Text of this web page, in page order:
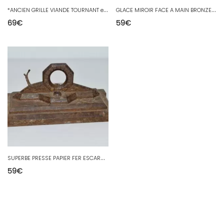
*
ANCIEN GRILLE VIANDE TOURNANT en FER FORGE XIXe jus de grange à nettoyer D
69€
G
LACE MIROIR FACE A MAIN BRONZE Style LOUIS XV OBJET DE COLLECTION déco Boudoir
59€
S
UPERBE PRESSE PAPIER FER ESCARGOT Stylisé style E BRANDT MODERNISTE COLLECTION
59€